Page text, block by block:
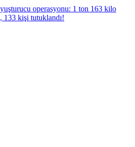
operasyonu: 1 ton 163 kilo
133 kişi tutuklandı!